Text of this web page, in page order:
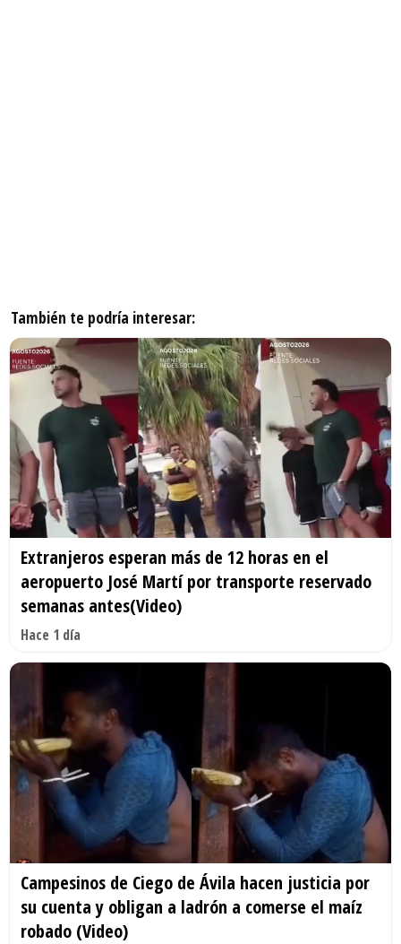
También te podría interesar:
Extranjeros esperan más de 12 horas en el
aeropuerto José Martí por transporte reservado
semanas antes(Video)
Hace 1 día
Campesinos de Ciego de Ávila hacen justicia por
su cuenta y obligan a ladrón a comerse el maíz
robado (Video)